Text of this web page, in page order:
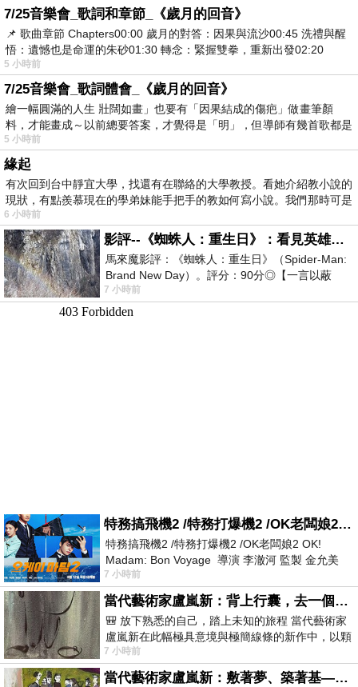
7/25音樂會_歌詞和章節_《歲月的回音》
📌 歌曲章節 Chapters00:00​ 歲月的對答：因果與流沙00:45​ 洗禮與醒
悟：遺憾也是命運的朱砂01:30​ 轉念：緊握雙拳，重新出發02:20
5 小時前
7/25音樂會_歌詞體會_《歲月的回音》
繪一幅圓滿的人生 壯闊如畫」也要有「因果結成的傷疤」做畫筆顏
料，才能畫成～以前總要答案，才覺得是「明」，但導師有幾首歌都是
在教
5 小時前
緣起
有次回到台中靜宜大學，找還有在聯絡的大學教授。看她介紹教小說的
現狀，有點羨慕現在的學弟妹能手把手的教如何寫小說。我們那時可是
6 小時前
影評--《蜘蛛人：重生日》：看見英雄的孤獨與重生
馬來魔影評：《蜘蛛人：重生日》（Spider-Man:
Brand New Day）。評分：90分◎【一言以蔽
之】：一個失去一切的英雄，學會放下孤獨、
7 小時前
特務搞飛機2 /特務打爆機2 /OK老闆娘2 OK! Madam: Bon Voyage
特務搞飛機2 /特務打爆機2 /OK老闆娘2 OK!
Madam: Bon Voyage 導演 李澈河 監製 金允美
劇本 申鉉成 主演 嚴正化 朴誠雄
7 小時前
當代藝術家盧嵐新：背上行囊，去一個沒有人認識你的地方——看風景，也遇見渴望出發的自己
🎒 放下熟悉的自己，踏上未知的旅程 當代藝術家
盧嵐新在此幅極具意境與極簡線條的新作中，以顆
粒感豐富的灰綠粗糙背景，搭配凝練且具
7 小時前
當代藝術家盧嵐新：敷著夢、築著基——讓筆觸成為存在過的證據，將相遇的溫度熔鑄成新的模樣